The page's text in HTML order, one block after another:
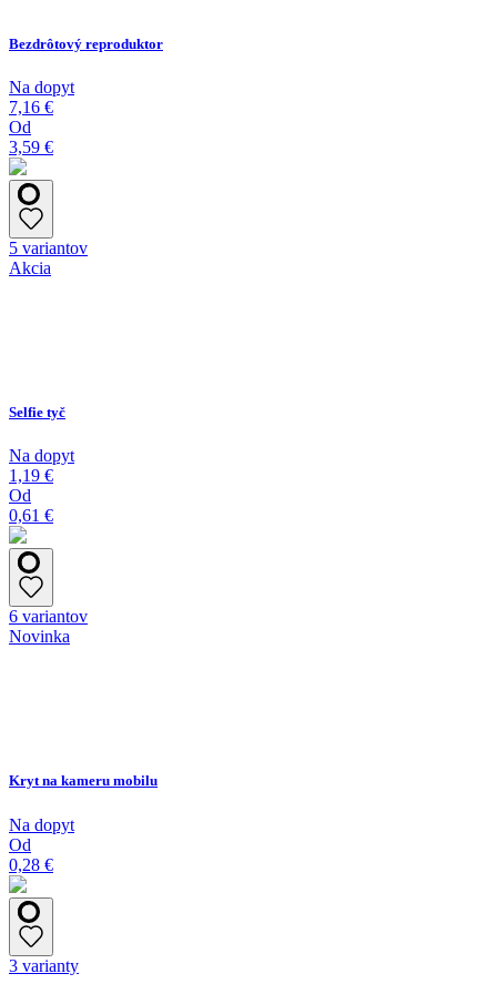
Bezdrôtový reproduktor
Na dopyt
7,16 €
Od
3,59 €
5 variantov
Akcia
Selfie tyč
Na dopyt
1,19 €
Od
0,61 €
6 variantov
Novinka
Kryt na kameru mobilu
Na dopyt
Od
0,28 €
3 varianty